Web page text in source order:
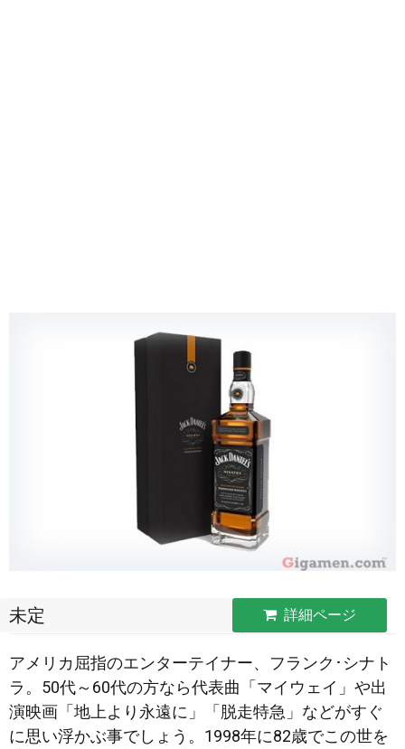
未定 詳細ページ
アメリカ屈指のエンターテイナー、フランク･シナト
ラ。50代～60代の方なら代表曲「マイウェイ」や出
演映画「地上より永遠に」「脱走特急」などがすぐ
に思い浮かぶ事でしょう。1998年に82歳でこの世を